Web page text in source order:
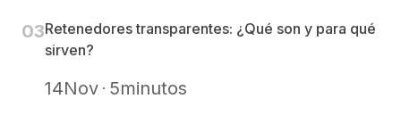
03Retenedores transparentes: ¿Qué son y para qué
sirven?
14Nov 5minutos